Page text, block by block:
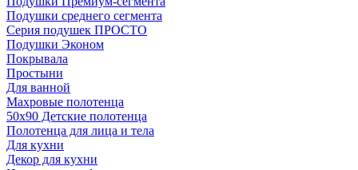
Подушки среднего сегмента
Серия подушек ПРОСТО
Подушки Эконом
Покрывала
Простыни
Для ванной
Махровые полотенца
50х90 Детские полотенца
Полотенца для лица и тела
Для кухни
Декор для кухни